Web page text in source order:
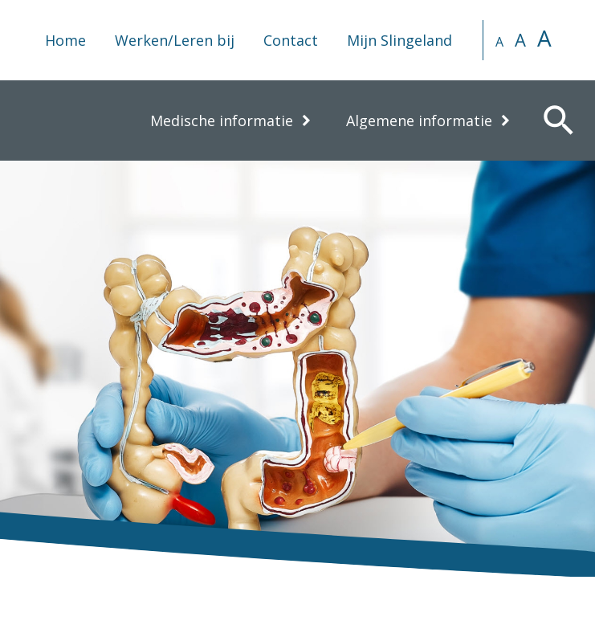
Home Werken/Leren bij Contact Mijn Slingeland A A A
Medische informatie Algemene informatie search